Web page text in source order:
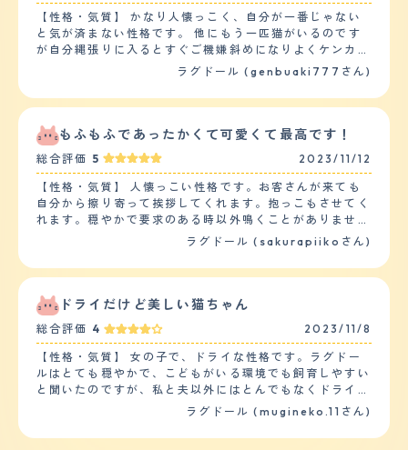
着き】 ４か月の時から一緒にいますが、現在２歳で、１
歳になるまでは、やはり赤ちゃんだったんで興味深々、コ
ードをかんだり ソファーで爪とぎなどして一人運動会も
頻繁にしてましたが、１歳すぎると、運動も１日１回ぐら
いになり、コードかんだり、ソファーで爪とぎもしなくな
るので、猫じゃらし、ネズミのおもちゃ、高めのキャット
タワーなどで遊んでます。一軒家なので私が上り下りする
たんびに名前を呼んで 一緒に階段の上り下りさせていま
す。ごはんも高たんぱくで塩分少なめなど考えてあげてい
ます。 【お手入れ】 "ラグドールは中毛で、ふわふわした
１本１本が細く柔らかい毛。猫ちゃんはシャンプーをあま
りしなくていいとおもいますが、３か月に１回ぐらいはシ
ャンプーしてます。 抜け毛は本当に普段からすごく、毎
日コロコロはかかせないですし、各階においてます。ブラ
すが、顔にもコロコロを使ってます。 今まだ２歳で健康
ょっとでも食欲、水分の取り方、トイレの量など確認して
おかしいな？とおもったら病院に連れて行ってます。
【鳴き声】 うちのラグドールはあんまり普段は鳴きませ
んので、逆に鳴いてるととてもかわいく思います。小さい
声で可愛い高い声で鳴いています。本当にあまり鳴かない
ので集合住宅の方でも安心です。鳴くときは、ごはん前の
ドールの好きなところは、名前通りドールみたいで大人し
【性格・気質】 かなり人懐っこく、自分が一番じゃない
と気が済まない性格です。 他にもう一匹猫がいるのです
が自分縄張りに入るとすぐご機嫌斜めになりよくケンカし
てます。 反対に飼い主の私には甘えん坊で寝る時も顔の
間近くじゃないと安心して寝れないようでギャップがすご
いです。 トイレなどのしつけは教えなくても初めて迎え
いでこれにはかなり驚きました。 犬は人につき、猫は家
につくなんて言葉は嘘だと思います。 【健康・寿命】 健
康問題は特に心配してないですが病院には分離不感症の可
能性があると言われました。 精神的なものらしく飼い主
がいないと物に八つ当たりしたり、壊してしまう症状らし
いです。 薬はないらしく飼い主不在でも不安にならない
ような対策を考えてますが正直難しいです。 【運動の頻
度】 家の中はどの部屋も自由に行き来できるようにドア
どれくらいかの運動量は詳しく分かりませんが、少なくと
も私が仕事で１日歩いてる歩数の何倍も走り回ってそうで
す。 【毛の手入れ・シャンプー回数】 猫の中ではかなり
長毛種なので１日１回はブラッシングが必須です。 季節
の変わり目で毛の抜ける量が凄まじいので１日でもさぼっ
てしまうと家中毛だらけになります。 シャンプーは猫な
のでそれほどしないのですが３ヶ月に１度くらいでトリー
トメント入りのシャンプーを使っています。 毛並みが綺
麗になる高いやつなので私が使ってる物の５倍くらいの値
だけ部分的にカットするくらいです。 【総評】 出会いは
ラグドール (genbuaki777さん)
もふもふであったかくて可愛くて最高です！
総合評価 5 2023/11/12
【性格・気質】 人懐っこい性格です。お客さんが来ても
自分から擦り寄って挨拶してくれます。抱っこもさせてく
れます。穏やかで要求のある時以外鳴くことがありませ
ん。仰向けで無防備に寝ていることも多くあります。子供
見て目で訴えてきます。 爪研ぎを置いているので壁で爪
を噛んでしまうことがよくあります。お迎えした日から粗
相をしたことがありません。 【健康・寿命】 ストルバイ
ト尿結晶になり、頻尿、血尿の症状が出て点滴や内服治療
を２週間程度行い治りました。 てんかんを発症し全身痙
攣を３回ほど起こしたことがあり、１日に２回内服治療を
行っています。通院も１ヶ月に１回しています。 【運動
ことがよくありますが、それ以外は特に走り回ることはあ
ラグドール (sakurapiikoさん)
ドライだけど美しい猫ちゃん
総合評価 4 2023/11/8
【性格・気質】 女の子で、ドライな性格です。ラグドー
ルはとても穏やかで、こどもがいる環境でも飼育しやすい
と聞いたのですが、私と夫以外にはとんでもなくドライで
す。来客があると一旦様子を見に来ますが、すぐどこかへ
ずベスポジを探しに行きます。 【健康・寿命】 ワクチン
ラグドール (mugineko.11さん)